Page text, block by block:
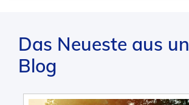
Das Neueste aus
Blog